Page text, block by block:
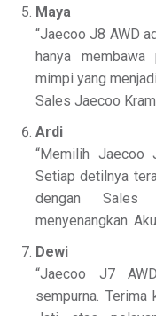
Maya
“Jaecoo J8 AWD
hanya
mimpi yang
Sales Jaecoo
Ardi
“Memilih Jaecoo
Setiap detilnya
dengan
menyenangkan.
Dewi
“Jaecoo J7
sempurna.